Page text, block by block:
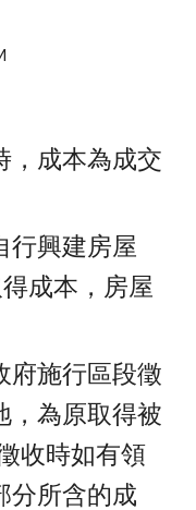
，成本為成交
行興建房屋
成本，房屋
府施行區段徵
，為原取得被
收時如有領
分所含的成